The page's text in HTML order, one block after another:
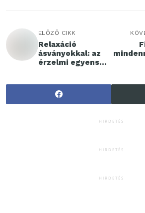
ELŐZŐ CIKK
Relaxáció
ásványokkal: az
érzelmi egyensúly
HIRDETÉS
HIRDETÉS
HIRDETÉS